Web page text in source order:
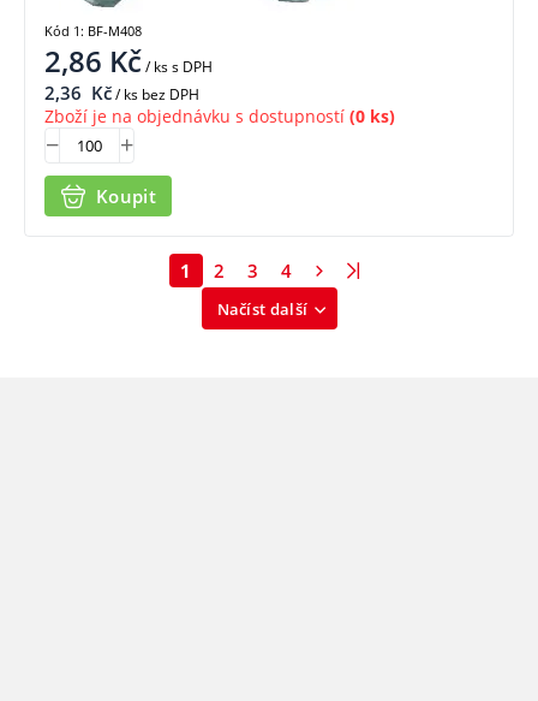
2,86 Kč/ kss DPH
2,36 Kč/ ks bez DPH
Zboží je na objednávku s dostupností (0 ks)
Koupit
Kód 1: BF-M408
Načíst další
1 2 3 4